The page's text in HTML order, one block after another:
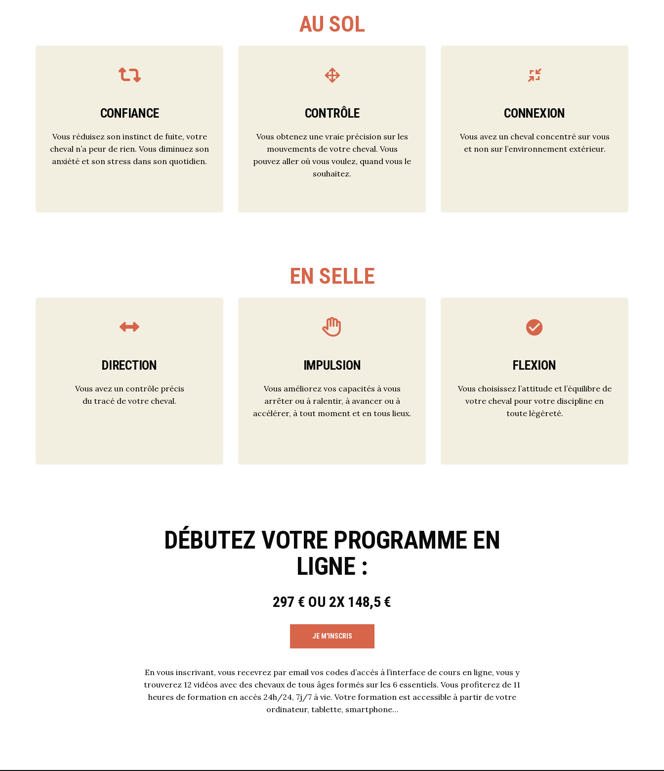
AU SOL
CONFIANCE
Vous réduisez son instinct de fuite, votre
cheval n’a peur de rien. Vous diminuez son
anxiété et son stress dans son quotidien.
CONTRÔLE
Vous obtenez une vraie précision sur les
mouvements de votre cheval. Vous
pouvez aller où vous voulez, quand vous le
souhaitez.
CONNEXION
Vous avez un cheval concentré sur vous
et non sur l’environnement extérieur.
EN SELLE
DIRECTION
Vous avez un contrôle précis
du tracé de votre cheval.
IMPULSION
Vous améliorez vos capacités à vous
arrêter ou à ralentir, à avancer ou à
accélérer, à tout moment et en tous lieux.
FLEXION
Vous choisissez l’attitude et l’équilibre de
votre cheval pour votre discipline en
toute légèreté.
DÉBUTEZ VOTRE PROGRAMME EN
LIGNE :
297 € OU 2X 148,5 €
JE M'INSCRIS
En vous inscrivant, vous recevrez par email vos codes d’accès à l’interface de cours en ligne, vous y
trouverez 12 vidéos avec des chevaux de tous âges formés sur les 6 essentiels. Vous profiterez de 11
heures de formation en accès 24h/24, 7j/7 à vie. Votre formation est accessible à partir de votre
ordinateur, tablette, smartphone…